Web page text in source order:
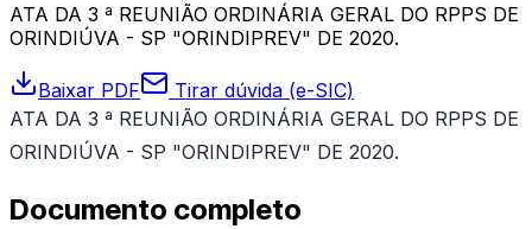
ATA DA 3 ª REUNIÃO ORDINÁRIA GERAL DO RPPS DE
ORINDIÚVA - SP "ORINDIPREV" DE 2020.
Baixar PDF
Tirar dúvida (e-SIC)
ATA DA 3 ª REUNIÃO ORDINÁRIA GERAL DO RPPS DE
ORINDIÚVA - SP "ORINDIPREV" DE 2020.
Documento completo